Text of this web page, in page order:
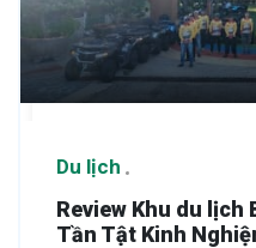
Du lịch
Review Khu du lịch
Tần Tật Kinh